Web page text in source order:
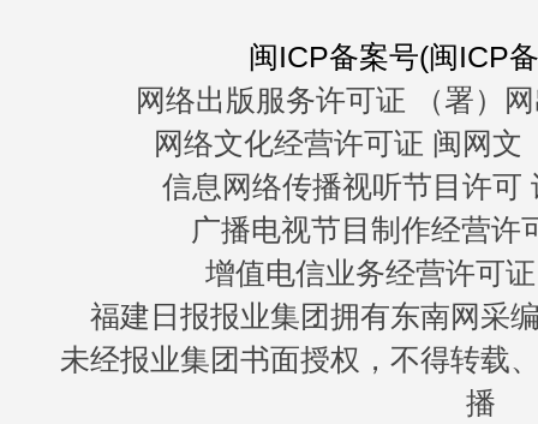
闽ICP备案号(闽ICP
网络出版服务许可证 （署）
网络文化经营许可证 闽网文
信息网络传播视听节目许可
广播电视节目制作经营许
增值电信业务经营许可
福建日报报业集团拥有东南网采
未经报业集团书面授权，不得转载
播